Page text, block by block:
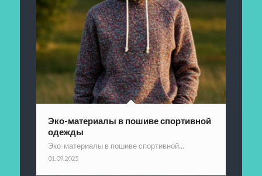
Эко-материалы в пошиве спортивной
одежды
Эко-материалы в пошиве спортивной…
01.09.2025